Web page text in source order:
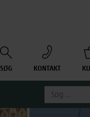
SØG KONTAKT
Søg
efter: